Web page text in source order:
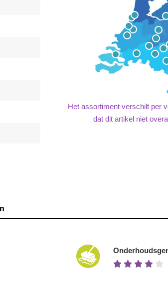
Het assortiment verschilt per
dat dit artikel niet